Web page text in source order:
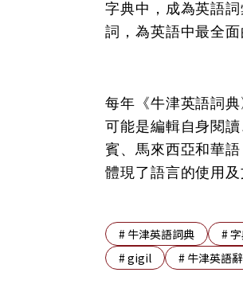
字典中，成為英語
詞，為英語中最全面
每年《牛津英語詞
可能是編輯自身閱
賓、馬來西亞和華
體現了語言的使用及
# 牛津英語詞典 #
#gigil # 牛津英語